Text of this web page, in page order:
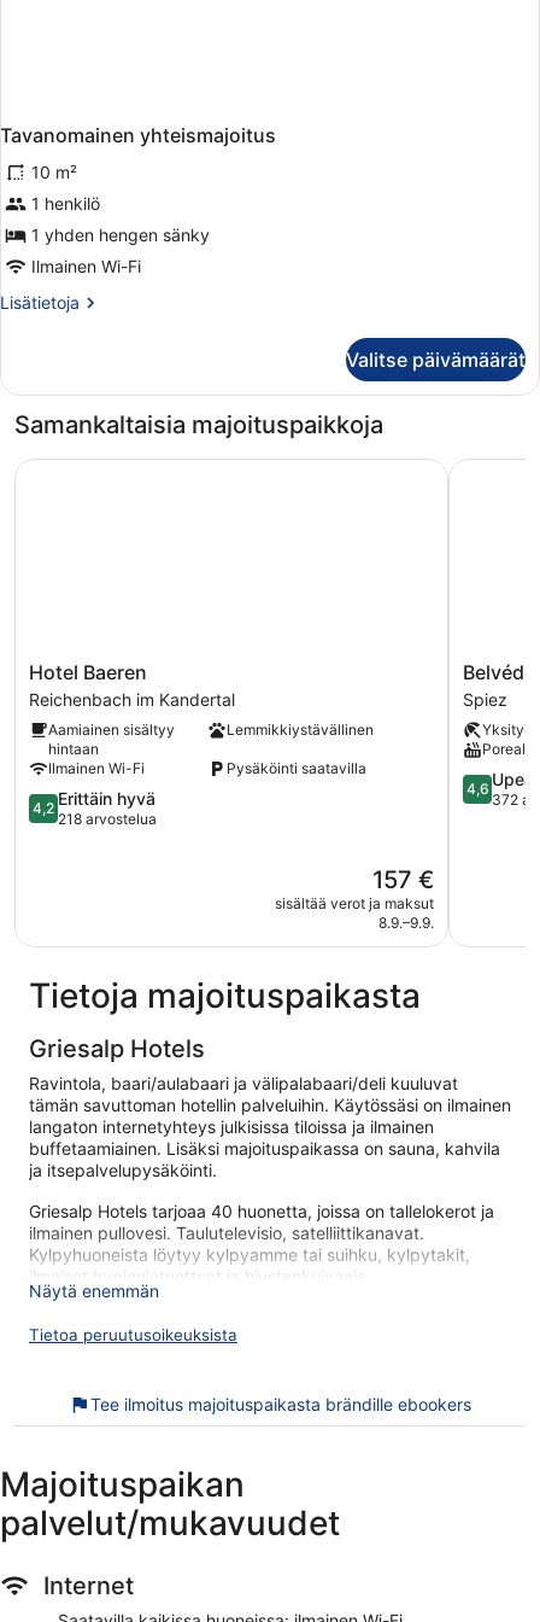
Tavanomainen yhteismajoitus
10 m²
1 henkilö
1 yhden hengen sänky
Ilmainen Wi-Fi
Lisätietoja
Lisätietoja
Valitse päivämäärät
Samankaltaisia majoituspaikkoja
Hotel
Baeren
Reichenbach
im
Kandertal
Hotel Baeren
Reichenbach im Kandertal
Aamiainen sisältyy
hintaan
Lemmikkiystävällinen
Ilmainen Wi-Fi Pysäköinti saatavilla
4.2
kautta
4,2 Erittäin hyvä
218 arvostelua
Hinta
on
157 €
157 €
sisältää verot ja maksut
8.9.–9.9.
Hotel Baeren
Belvédère
Spiez
Spiez
4.6
kautta
4,6 Upea
372
Tietoja majoituspaikasta
Griesalp Hotels
Ravintola, baari/aulabaari ja välipalabaari/deli kuuluvat
tämän savuttoman hotellin palveluihin. Käytössäsi on ilmainen
langaton internetyhteys julkisissa tiloissa ja ilmainen
buffetaamiainen. Lisäksi majoituspaikassa on sauna, kahvila
ja itsepalvelupysäköinti.
Griesalp Hotels tarjoaa 40 huonetta, joissa on tallelokerot ja
ilmainen pullovesi. Taulutelevisio, satelliittikanavat.
Kylpyhuoneista löytyy kylpyamme tai suihku, kylpytakit,
ilmaiset hygieniatuotteet ja hiustenkuivaaja.
Tämä hotelli tarjoaa asiakkailleen huonehintaan sisältyvän
palveluihin kuuluvat työpöydät ja puhelin. Siivous on
Tässä hotellissa käytössäsi on sauna.
Griesalp Hotels sijaitsee lähellä kohdetta Oeschinen (järvi).
Majoituspaikassa on saatavilla ilmainen aamiainen, ilmainen
Ilmainen buffetaamiainen saatavilla päivittäin
Näytä enemmän
Tietoa peruutusoikeuksista
Tee ilmoitus majoituspaikasta brändille ebookers
Majoituspaikan
palvelut/mukavuudet
Internet